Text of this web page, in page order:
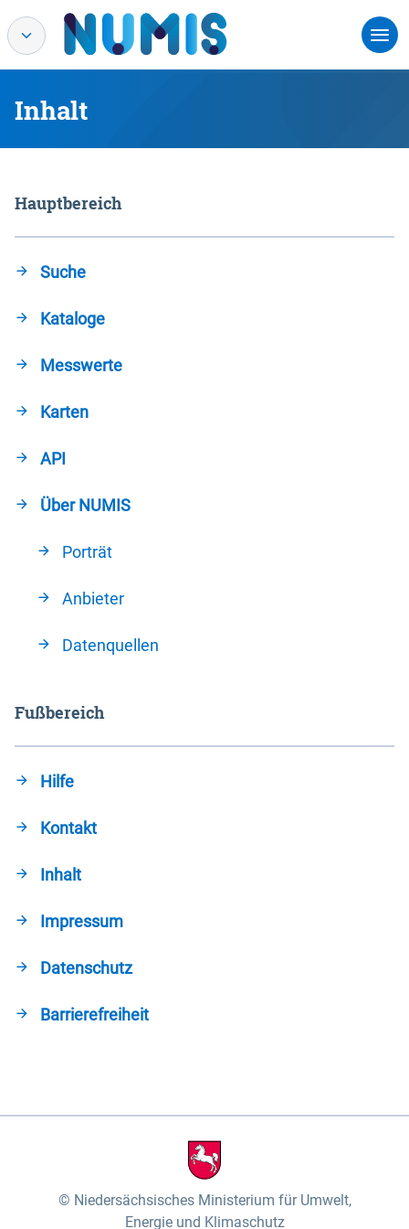
Inhalt
Hauptbereich
Suche
Kataloge
Messwerte
Karten
API
Über NUMIS
Porträt
Anbieter
Datenquellen
Fußbereich
Hilfe
Kontakt
Inhalt
Impressum
Datenschutz
Barrierefreiheit
Niedersächsisches Ministerium für Umwelt,
Energie und Klimaschutz